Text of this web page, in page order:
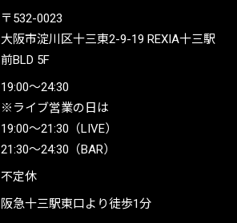
〒532-0023
大阪市淀川区十三東2-9-19 REXIA十三駅
前BLD 5F
19:00〜24:30
※ライブ営業の日は
19:00〜21:30（LIVE）
21:30〜24:30（BAR）
不定休
阪急十三駅東口より徒歩1分